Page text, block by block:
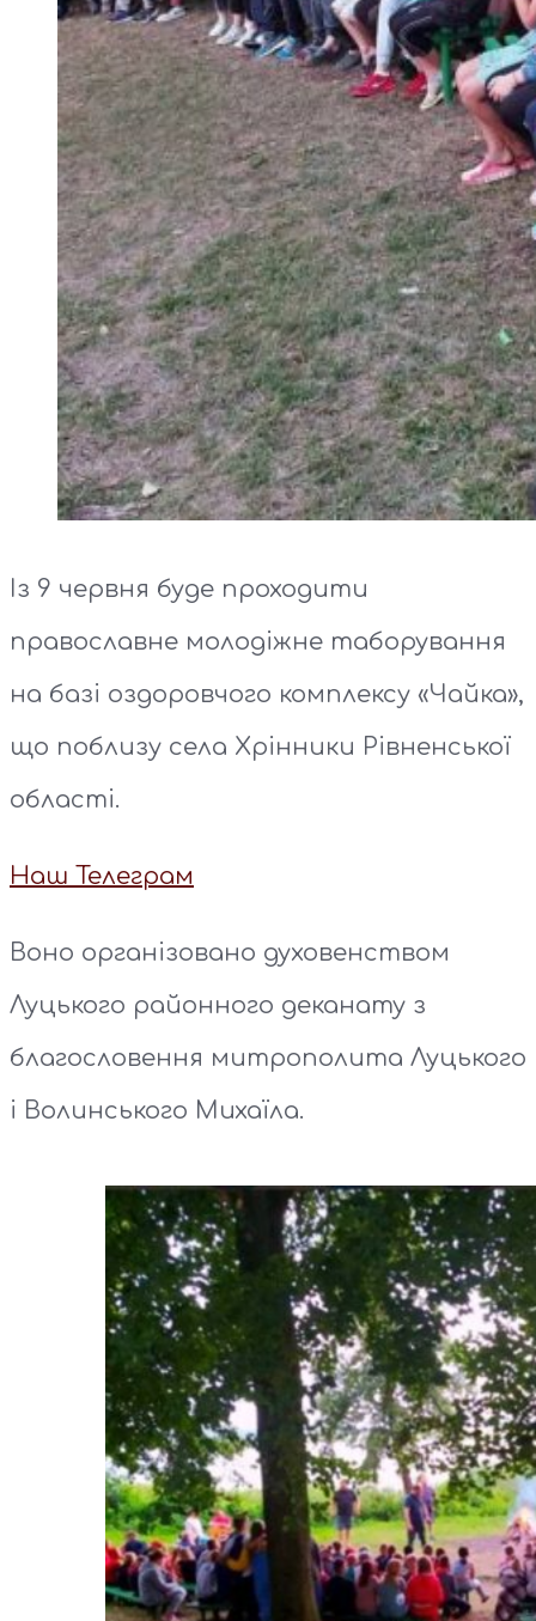
Із 9 червня буде проходити
православне молодіжне таборування
на базі оздоровчого комплексу «Чайка»,
що поблизу села Хрінники Рівненської
області.
Наш Телеграм
Воно організовано духовенством
Луцького районного деканату з
благословення митрополита Луцького
і Волинського Михаїла.